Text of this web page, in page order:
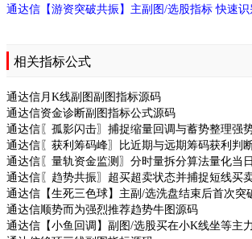
相关指标公式
通达信月K线副图副图指标源码
通达信资金诊断副图指标公式源码
通达信〖孤影闪击〗捕捉缩量回调与蓄势整理强
通达信〖获利筹码峰〗比近期与远期筹码获利判
通达信〖量轨资金监测〗分时量拆分算法量化当
通达信〖趋势共振〗超买超卖状态并捕捉短线买
通达信顺势而为强烈推荐趋势牛图源码
通达信【小鱼回调】副图/选股买在小K线坐等主